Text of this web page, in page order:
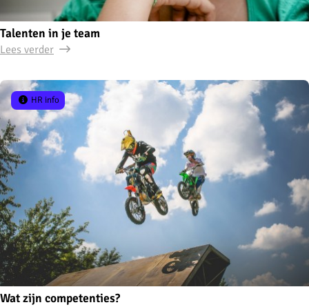
Talenten in je team
Lees verder
Wat zijn competenties?
HR info